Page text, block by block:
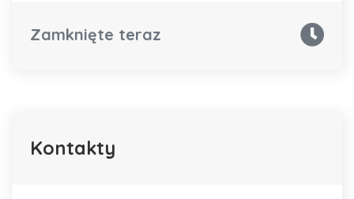
Zamknięte teraz
Kontakty